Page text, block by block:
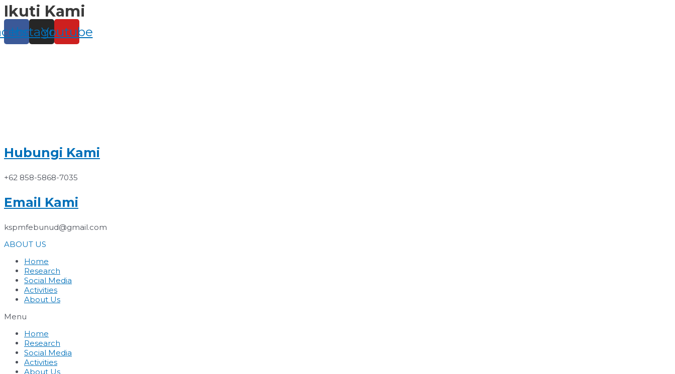
Skip
to
content
Ikuti Kami
Instagram
Youtube
Hubungi Kami
+62 858-5868-7035
Email Kami
kspmfebunud@gmail.com
ABOUT US
Home
Research
Social Media
Activities
About Us
Menu
Home
Research
Social Media
Activities
About Us